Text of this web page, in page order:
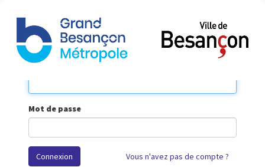
Votre Courriel
Mot de passe
Vous n'avez pas de compte ?
Connexion